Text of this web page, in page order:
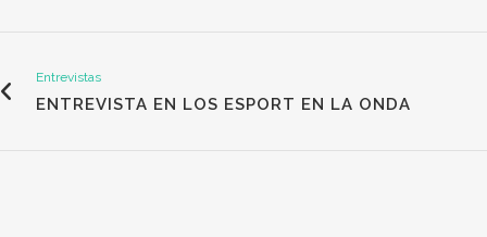
Entrevistas
ENTREVISTA EN LOS ESPORT EN LA ONDA